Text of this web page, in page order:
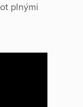
plnými